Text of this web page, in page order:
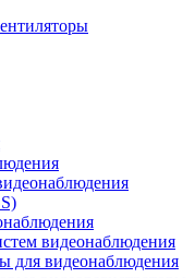
видеонаблюдения
для видеонаблюдения